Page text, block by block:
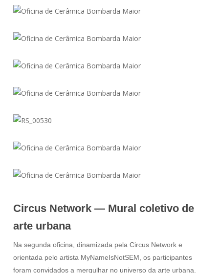
Circus Network — Mural coletivo de
arte urbana
Na segunda oficina, dinamizada pela Circus Network e
orientada pelo artista MyNameIsNotSEM, os participantes
foram convidados a mergulhar no universo da arte urbana.